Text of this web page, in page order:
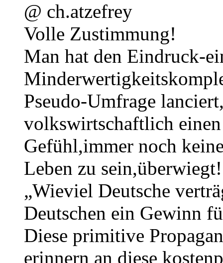
@ ch.atzefrey
Volle Zustimmung!
Man hat den Eindruck-
Pseudo-Umfrage
volkswirtschaftlich
Gefühl,immer noch
Leben zu sein,überwiegt!
„Wieviel Deutsche
Deutschen ein Gewinn
Diese primitive
erinnern an diese